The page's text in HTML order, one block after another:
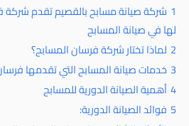
1 شركة صيانة مسابح بالقصيم تقدم شركة
لها في صيانة المسابح
2 لماذا تختار شركة فرسان المسابح؟
3 خدمات صيانة المسابح التي تقدمها
4أهمية الصيانة الدورية للمسابح
5 فوائد الصيانة الدورية: